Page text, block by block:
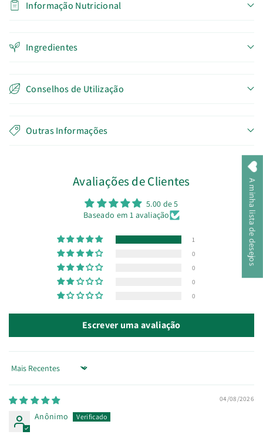
Informação Nutricional
Ingredientes
Conselhos de Utilização
Outras Informações
Avaliações de Clientes
5.00 de 5
Baseado em 1 avaliação
1
0
0
0
0
Escrever uma avaliação
Sort by
04/08/2026
Anônimo
A minha lista de desejos